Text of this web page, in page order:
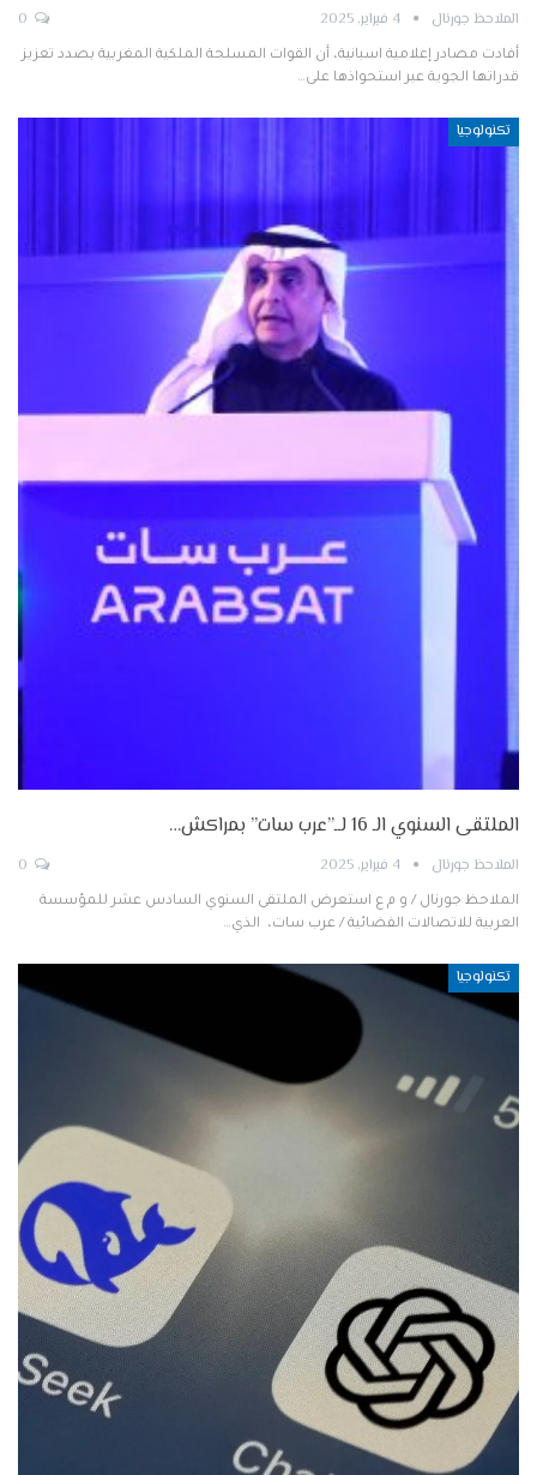
الملاحظ جورنال 4 فبراير, 2025
أفادت مصادر إعلامية اسبانية، أن القوات المسلحة الملكية المغربية بصدد تعزيز
قدراتها الجوية عبر استحواذها على…
تكنولوجيا
الملتقى السنوي الـ 16 لــ”عرب سات” بمراكش…
الملاحظ جورنال 4 فبراير, 2025
الملاحظ جورنال / و م ع استعرض الملتقى السنوي السادس عشر للمؤسسة
العربية للاتصالات الفضائية / عرب سات، الذي…
تكنولوجيا